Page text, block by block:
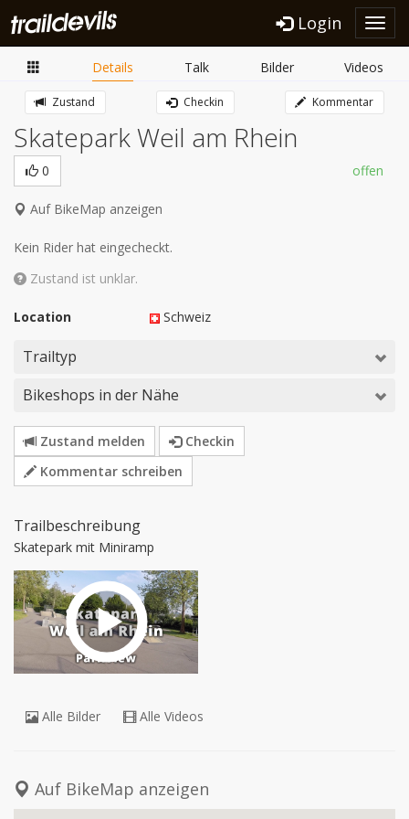
Login
Details Talk Bilder Videos
Zustand Checkin Kommentar
Skatepark Weil am Rhein
0 offen
Auf BikeMap anzeigen
Kein Rider hat eingecheckt.
Zustand ist unklar.
Location Schweiz
Trailtyp
Bikeshops in der Nähe
Zustand melden
Checkin
Kommentar schreiben
Trailbeschreibung
Skatepark mit Miniramp
Alle Bilder Alle Videos
Auf BikeMap anzeigen